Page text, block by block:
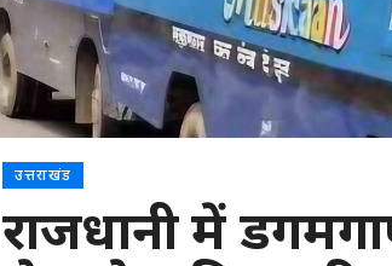
उत्तराखंड
राजधानी में